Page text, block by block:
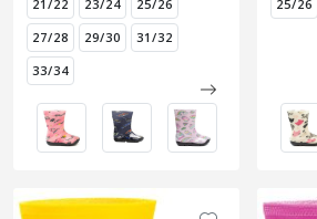
21/22 23/24
25/26
27/28
29/30
31/32
33/34
25/26